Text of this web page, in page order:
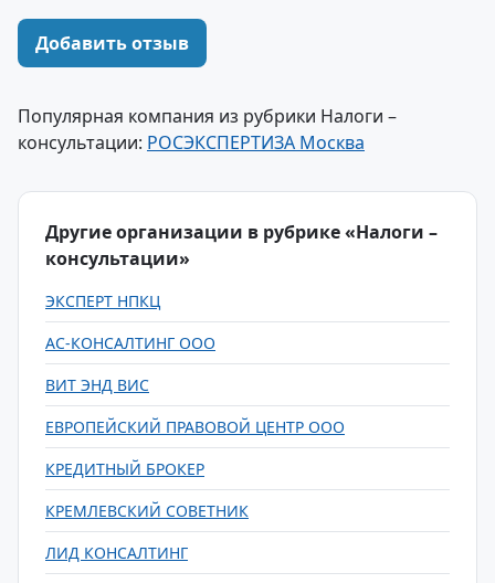
Добавить отзыв
Популярная компания из рубрики Налоги –
консультации: РОСЭКСПЕРТИЗА Москва
Другие организации в рубрике «Налоги –
консультации»
ЭКСПЕРТ НПКЦ
АС-КОНСАЛТИНГ ООО
ВИТ ЭНД ВИС
ЕВРОПЕЙСКИЙ ПРАВОВОЙ ЦЕНТР ООО
КРЕДИТНЫЙ БРОКЕР
КРЕМЛЕВСКИЙ СОВЕТНИК
ЛИД КОНСАЛТИНГ